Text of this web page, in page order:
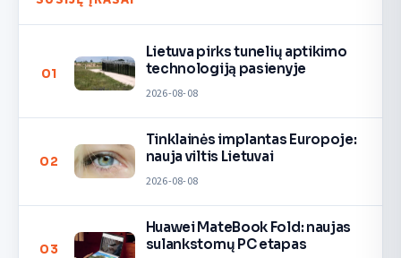
01
Lietuva pirks tunelių aptikimo
technologiją pasienyje
2026-08-08
02
Tinklainės implantas Europoje:
nauja viltis Lietuvai
2026-08-08
03
Huawei MateBook Fold: naujas
sulankstomų PC etapas